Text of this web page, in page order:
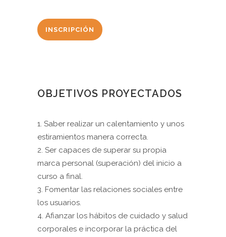
INSCRIPCIÓN
OBJETIVOS PROYECTADOS
1. Saber realizar un calentamiento y unos
estiramientos manera correcta.
2. Ser capaces de superar su propia
marca personal (superación) del inicio a
curso a final.
3. Fomentar las relaciones sociales entre
los usuarios.
4. Afianzar los hábitos de cuidado y salud
corporales e incorporar la práctica del